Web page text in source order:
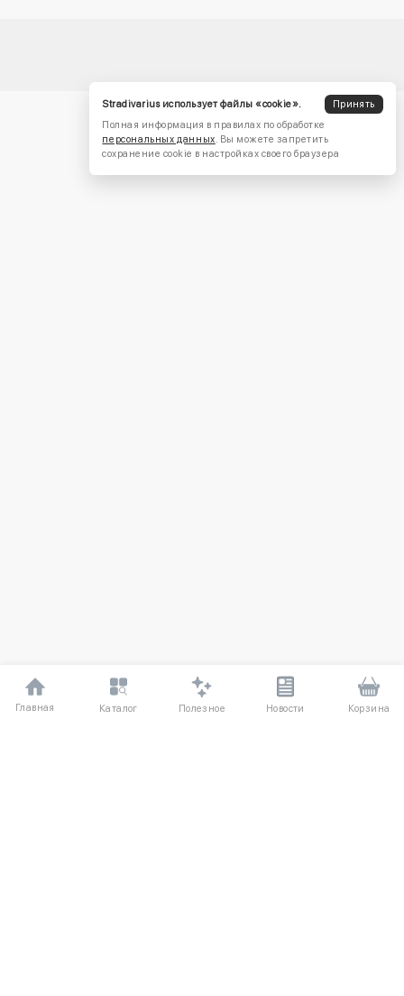
Главная Каталог Полезное Новости Корзина
Stradivarius использует файлы «cookie».
Принять
Полная информация в правилах по обработке
персональных данных. Вы можете запретить
сохранение cookie в настройках своего браузера